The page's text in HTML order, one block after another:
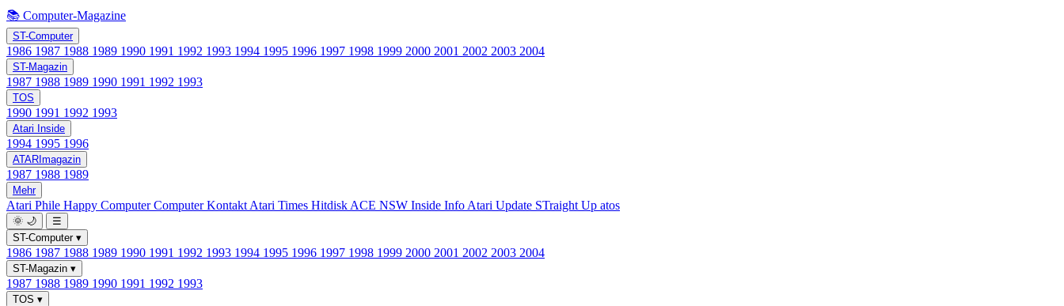
📚 Computer-Magazine
ST-Computer
1986 1987 1988 1989 1990 1991 1992 1993 1994 1995 1996 1997 1998 1999 2000 2001 2002 2003 2004
ST-Magazin
1987 1988 1989 1990 1991 1992 1993
TOS
1990 1991 1992 1993
Atari Inside
1994 1995 1996
ATARImagazin
1987 1988 1989
Mehr
Atari Phile Happy ComputerComputer Kontakt Atari Times Hitdisk ACE NSW Inside Info Atari Update STraight Up atos
🌞 🌙
☰
ST-Computer ▾
1986 1987 1988 1989 1990 1991 1992 1993 1994 1995 1996 1997 1998 1999 2000 2001 2002 2003 2004
ST-Magazin ▾
1987 1988 1989 1990 1991 1992 1993
TOS ▾